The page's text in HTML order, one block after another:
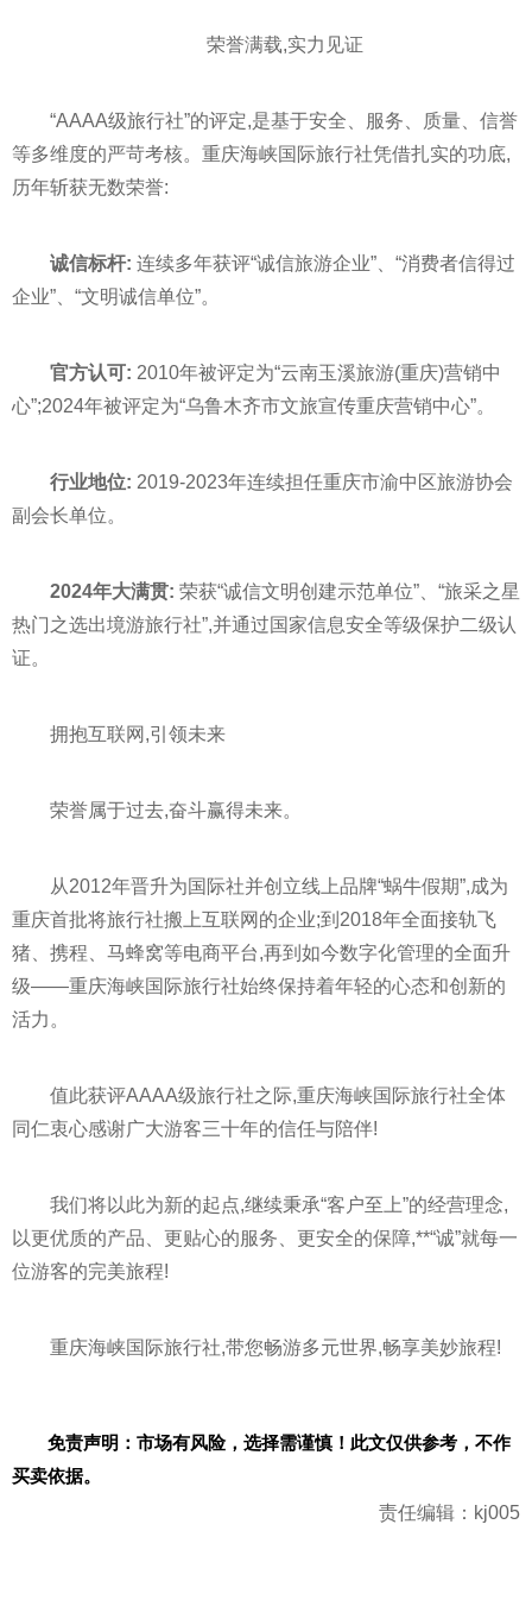
荣誉满载,实力见证
“AAAA级旅行社”的评定,是基于安全、服务、质量、信誉
等多维度的严苛考核。重庆海峡国际旅行社凭借扎实的功底,
历年斩获无数荣誉:
诚信标杆: 连续多年获评“诚信旅游企业”、“消费者信得过
企业”、“文明诚信单位”。
官方认可: 2010年被评定为“云南玉溪旅游(重庆)营销中
心”;2024年被评定为“乌鲁木齐市文旅宣传重庆营销中心”。
行业地位: 2019-2023年连续担任重庆市渝中区旅游协会
副会长单位。
2024年大满贯: 荣获“诚信文明创建示范单位”、“旅采之星
热门之选出境游旅行社”,并通过国家信息安全等级保护二级认
证。
拥抱互联网,引领未来
荣誉属于过去,奋斗赢得未来。
从2012年晋升为国际社并创立线上品牌“蜗牛假期”,成为
重庆首批将旅行社搬上互联网的企业;到2018年全面接轨飞
猪、携程、马蜂窝等电商平台,再到如今数字化管理的全面升
级——重庆海峡国际旅行社始终保持着年轻的心态和创新的
活力。
值此获评AAAA级旅行社之际,重庆海峡国际旅行社全体
同仁衷心感谢广大游客三十年的信任与陪伴!
我们将以此为新的起点,继续秉承“客户至上”的经营理念,
以更优质的产品、更贴心的服务、更安全的保障,**“诚”就每一
位游客的完美旅程!
重庆海峡国际旅行社,带您畅游多元世界,畅享美妙旅程!
免责声明：市场有风险，选择需谨慎！此文仅供参考，不作
买卖依据。
责任编辑：kj005